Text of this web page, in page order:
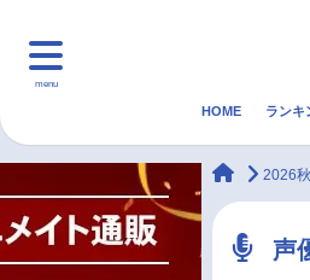
menu
マンガ・ラノベ ゲー
HOME ランキ
2026
声